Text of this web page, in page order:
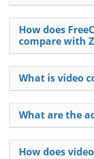
How does
compare with
What is video
What are the
How does